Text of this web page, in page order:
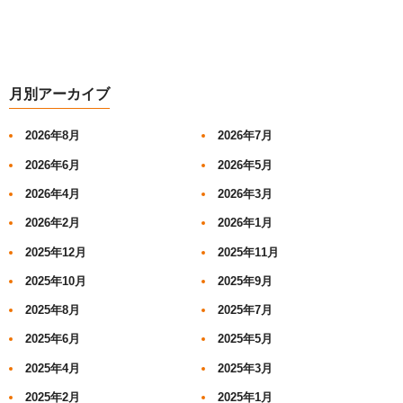
月別アーカイブ
2026年8月 2026年7月
2026年6月 2026年5月
2026年4月 2026年3月
2026年2月 2026年1月
2025年12月 2025年11月
2025年10月 2025年9月
2025年8月 2025年7月
2025年6月 2025年5月
2025年4月 2025年3月
2025年2月 2025年1月